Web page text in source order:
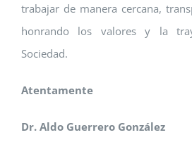
trabajar de manera cercana,
honrando los valores y la
Sociedad.
Atentamente
Dr. Aldo Guerrero González